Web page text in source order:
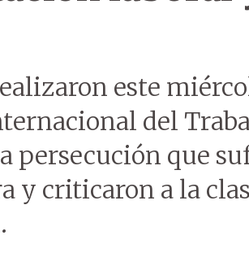
este
del
persecución que
y criticaron a la